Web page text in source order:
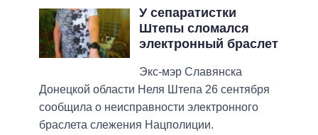
У сепаратистки
Штепы сломался
электронный браслет
Экс-мэр Славянска
Донецкой области Неля Штепа 26 сентября
сообщила о неисправности электронного
браслета слежения Нацполиции.